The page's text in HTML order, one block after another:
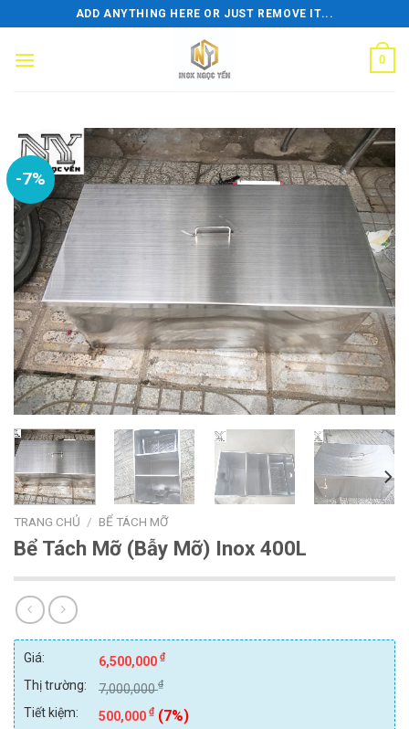
to
content
ADD ANYTHING HERE OR JUST REMOVE IT...
0
-7%
TRANG CHỦ / BỂ TÁCH MỠ
Bể Tách Mỡ (Bẫy Mỡ) Inox 400L
Giá: 6,500,000 ₫
Thị trường: 7,000,000₫
Tiết kiệm: 500,000 ₫ (7%)